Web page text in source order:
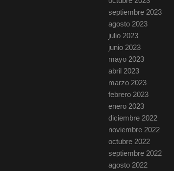
septiembre 2023
agosto 2023
julio 2023
junio 2023
mayo 2023
abril 2023
marzo 2023
febrero 2023
enero 2023
diciembre 2022
noviembre 2022
octubre 2022
septiembre 2022
agosto 2022